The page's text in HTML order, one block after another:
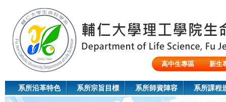
高中生專區
新生
系所沿革特色 系所宗旨目標 系所師資陣容 系所課程